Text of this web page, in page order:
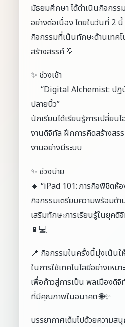
มัธยมศึกษา ได้ดำเนินกิจกร
อย่างต่อเนื่อง โดยในวันที่ 2
กิจกรรมที่เน้นทักษะด้านเทคโ
สร้างสรรค์ 💡
✨ ช่วงเช้า
🔹 “Digital Alchemist: ปฏิ
ปลายนิ้ว”
นักเรียนได้เรียนรู้การเปลี่ยน
งานดิจิทัล ฝึกการคิดสร้างสร
งานอย่างมีระบบ
✨ ช่วงบ่าย
🔹 “iPad 101: ภารกิจพิชิตห้
กิจกรรมเตรียมความพร้อมด้า
เสริมทักษะการเรียนรู้ในยุคดิ
📱💻
📍 กิจกรรมในครั้งนี้มุ่งเน้น
ในการใช้เทคโนโลยีอย่างเหม
เพื่อก้าวสู่การเป็น พลเมือง
ที่มีคุณภาพในอนาคต 🌐✨
บรรยากาศเต็มไปด้วยความส